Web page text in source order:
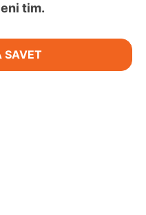
tim.
SAVET